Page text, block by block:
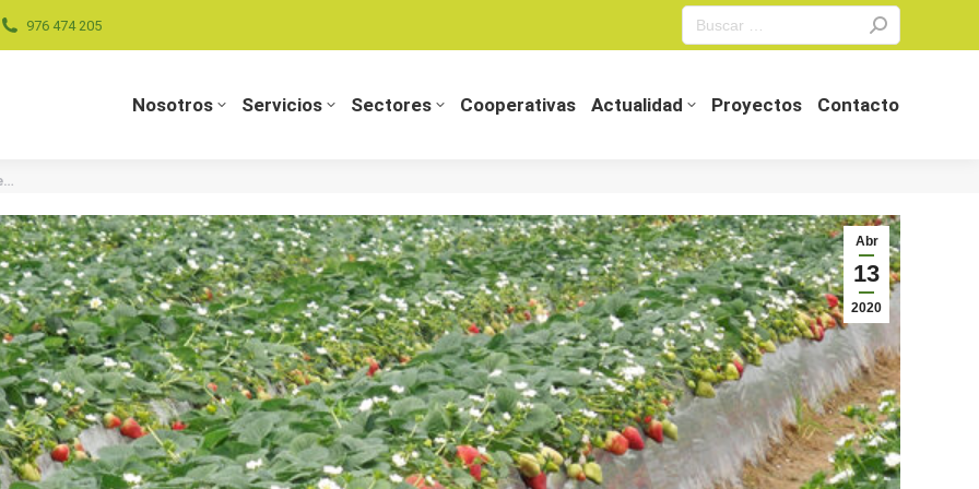
976 474 205
Search:
Nosotros Servicios Sectores Cooperativas Actualidad Proyectos Contacto
Abr
13
2020
Actualidad Proyectos Contacto